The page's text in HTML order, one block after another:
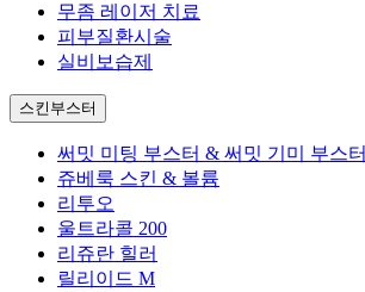
무좀 레이저 치료
피부질환시술
실비보습제
스킨부스터
써밋 미팅 부스터 & 써밋 기미 부스터
쥬베룩 스킨 & 볼륨
리투오
울트라콜 200
리쥬란 힐러
릴리이드 M